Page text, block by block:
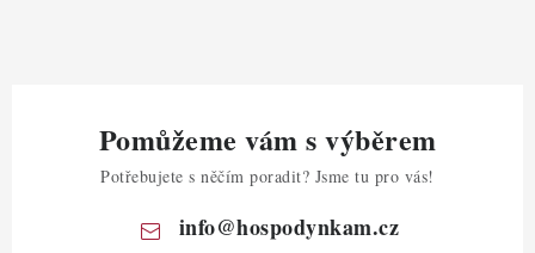
Pomůžeme vám s výběrem
Potřebujete s něčím poradit? Jsme tu pro vás!
info@hospodynkam.cz